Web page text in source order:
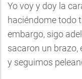
Yo voy y doy la
haciéndome todo
embargo, sigo
sacaron un brazo,
y seguimos